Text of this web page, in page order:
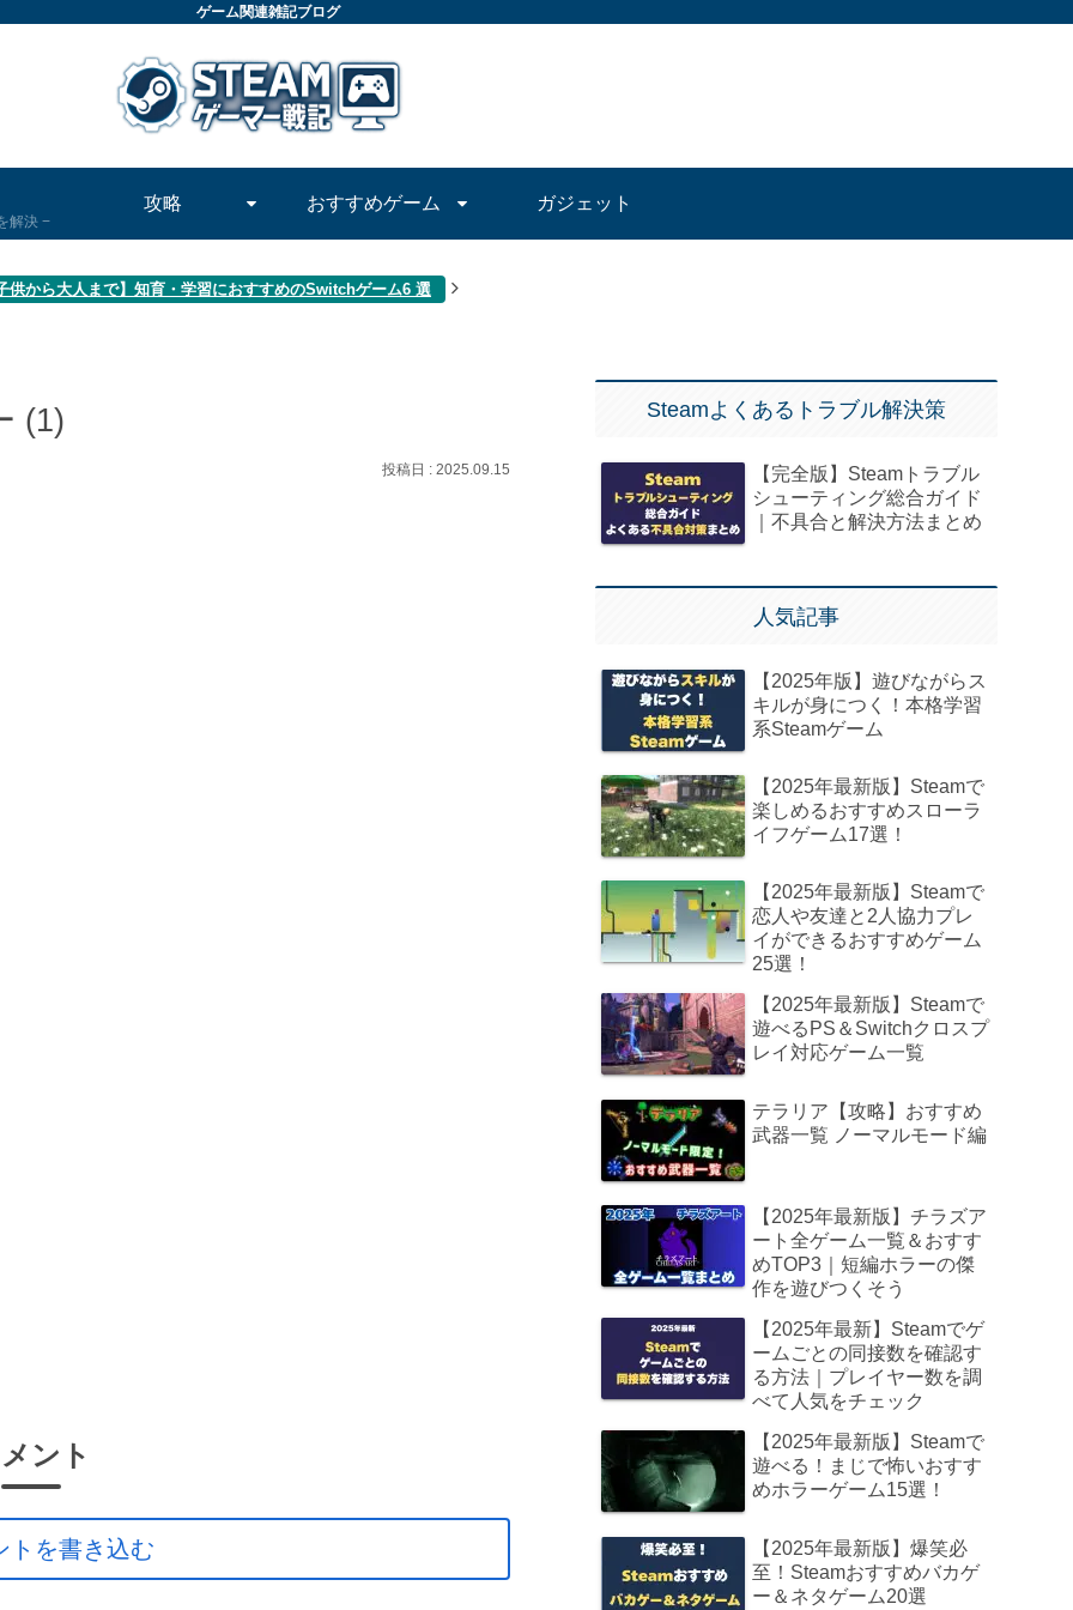
ゲーム関連雑記ブログ
解決
攻略 おすすめゲーム ガジェット
供から大人まで】知育・学習におすすめのSwitchゲーム6 選
(1)
2025.09.15
ント
トを書き込む
Steamよくあるトラブル解決策
【完全版】Steamトラブル
シューティング総合ガイド
｜不具合と解決方法まとめ
人気記事
【2025年版】遊びながらス
キルが身につく！本格学習
系Steamゲーム
【2025年最新版】Steamで
楽しめるおすすめスローラ
イフゲーム17選！
【2025年最新版】Steamで
恋人や友達と2人協力プレ
イができるおすすめゲーム
25選！
【2025年最新版】Steamで
遊べるPS＆Switchクロスプ
レイ対応ゲーム一覧
テラリア【攻略】おすすめ
武器一覧 ノーマルモード編
【2025年最新版】チラズア
ート全ゲーム一覧＆おすす
めTOP3｜短編ホラーの傑
作を遊びつくそう
【2025年最新】Steamでゲ
ームごとの同接数を確認す
る方法｜プレイヤー数を調
べて人気をチェック
【2025年最新版】Steamで
遊べる！まじで怖いおすす
めホラーゲーム15選！
【2025年最新版】爆笑必
至！Steamおすすめバカゲ
ー＆ネタゲーム20選